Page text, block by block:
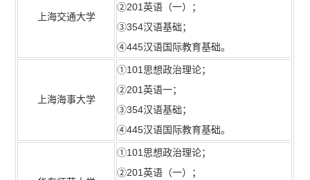
上海交通大学
②201英语（一）；
③354汉语基础；
④445汉语国际教育基础。
上海海事大学
①101思想政治理论；
②201英语一；
③354汉语基础；
④445汉语国际教育基础。
①101思想政治理论；
②201英语（一）；